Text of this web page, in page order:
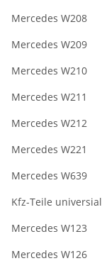
Mercedes W208
Mercedes W209
Mercedes W210
Mercedes W211
Mercedes W212
Mercedes W221
Mercedes W639
Kfz-Teile universial
Mercedes W123
Mercedes W126